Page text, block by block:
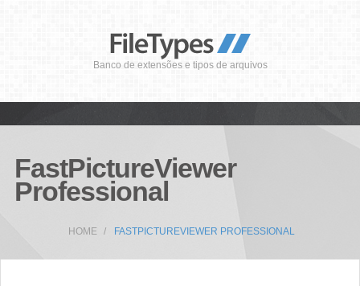
Banco de extensões e tipos de arquivos
FastPictureViewer
Professional
HOME FASTPICTUREVIEWER PROFESSIONAL